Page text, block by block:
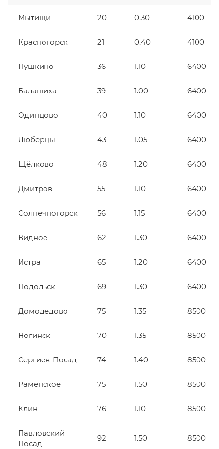
Мытищи 20 0.30 4100
Красногорск 21 0.40 4100
Пушкино 36 1.10 6400
Балашиха 39 1.00 6400
Одинцово 40 1.10 6400
Люберцы 43 1.05 6400
Щёлково 48 1.20 6400
Дмитров 55 1.10 6400
Солнечногорск 56 1.15 6400
Видное 62 1.30 6400
Истра 65 1.20 6400
Подольск 69 1.30 6400
Домодедово 75 1.35 8500
Ногинск 70 1.35 8500
Сергиев-Посад 74 1.40 8500
Раменское 75 1.50 8500
Клин 76 1.10 8500
Павловский
Посад
92 1.50 8500